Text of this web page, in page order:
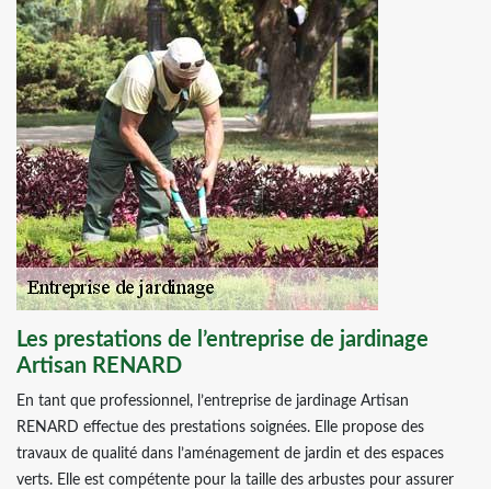
Les prestations de l’entreprise de jardinage
Artisan RENARD
En tant que professionnel, l’entreprise de jardinage Artisan
RENARD effectue des prestations soignées. Elle propose des
travaux de qualité dans l’aménagement de jardin et des espaces
verts. Elle est compétente pour la taille des arbustes pour assurer